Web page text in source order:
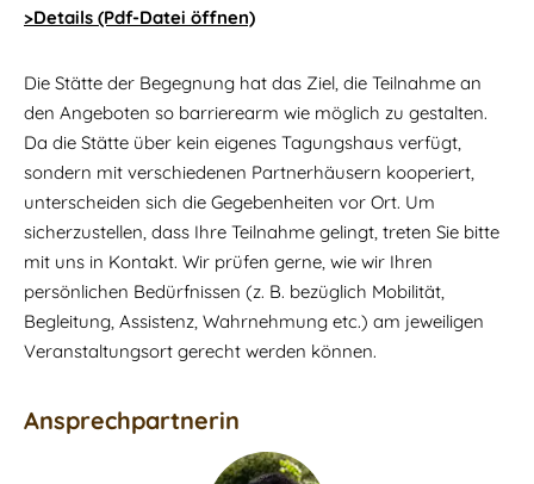
>Details (Pdf-Datei öffnen)
Die Stätte der Begegnung hat das Ziel, die Teilnahme an
den Angeboten so barrierearm wie möglich zu gestalten.
Da die Stätte über kein eigenes Tagungshaus verfügt,
sondern mit verschiedenen Partnerhäusern kooperiert,
unterscheiden sich die Gegebenheiten vor Ort. Um
sicherzustellen, dass Ihre Teilnahme gelingt, treten Sie bitte
mit uns in Kontakt. Wir prüfen gerne, wie wir Ihren
persönlichen Bedürfnissen (z. B. bezüglich Mobilität,
Begleitung, Assistenz, Wahrnehmung etc.) am jeweiligen
Veranstaltungsort gerecht werden können.
Ansprechpartnerin